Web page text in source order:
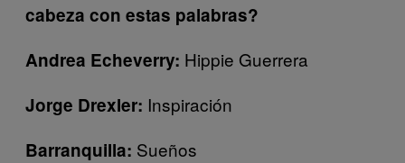
cabeza con estas palabras?
Andrea Echeverry: Hippie Guerrera
Jorge Drexler: Inspiración
Barranquilla: Sueños